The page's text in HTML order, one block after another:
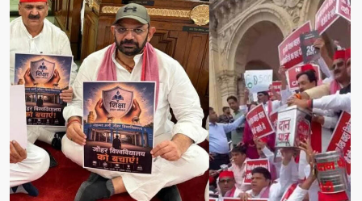
बाद
BJP
का
बड़ा
एक्शन,
जिला
कार्यकारिणी
भंग;
मंडल-
मोर्चा